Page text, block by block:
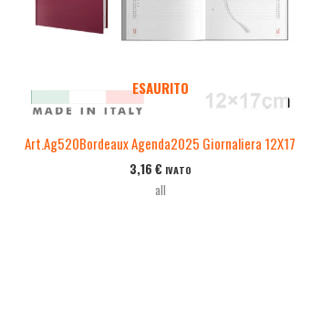
ESAURITO
Art.Ag520Bordeaux Agenda2025 Giornaliera 12X17
3,16 € IVATO
all